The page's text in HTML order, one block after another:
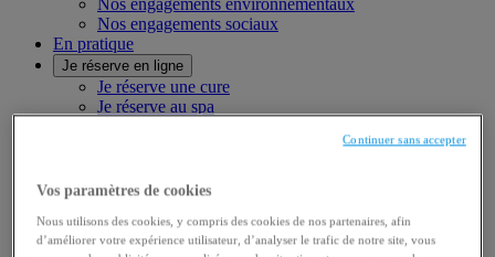
Nos engagements sociaux
En pratique
Je réserve en ligne
Je réserve une cure
Je réserve au spa
Mode accessibilité
Vos paramètres de cookies
Nous utilisons des cookies, y compris des cookies de nos partenaires, afin
d’améliorer votre expérience utilisateur, d’analyser le trafic de notre site, vous
Continuer sans accepter